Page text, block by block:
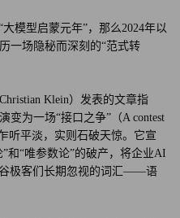
詹妮弗·摩根（Jennifer
席首席执行官。2020年4月
表达的观点，仅代表作者本
的观点和立场。
模型启蒙元年”，那么2024年以
一场隐秘而深刻的“范式转
Klein）发表的文章指
变为一场“接口之争”（A contest
听平淡，实则石破天惊。它宣
和“唯参数论”的破产，将企业AI
极客们长期忽视的词汇——语